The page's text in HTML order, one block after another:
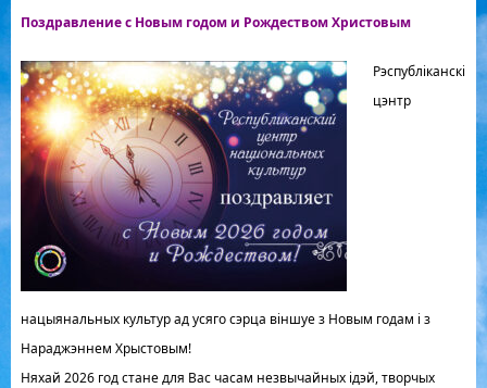
Поздравление с Новым годом и Рождеством Христовым
Рэспубліканскі
цэнтр
нацыянальных культур ад усяго сэрца віншуе з Новым годам і з
Нараджэннем Хрыстовым!
Няхай 2026 год стане для Вас часам незвычайных ідэй, творчых